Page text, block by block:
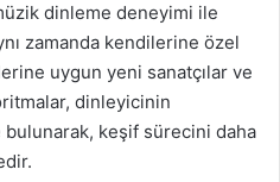
dinleme deneyimi ile
zamanda kendilerine özel
uygun yeni sanatçılar ve
dinleyicinin
keşif sürecini daha